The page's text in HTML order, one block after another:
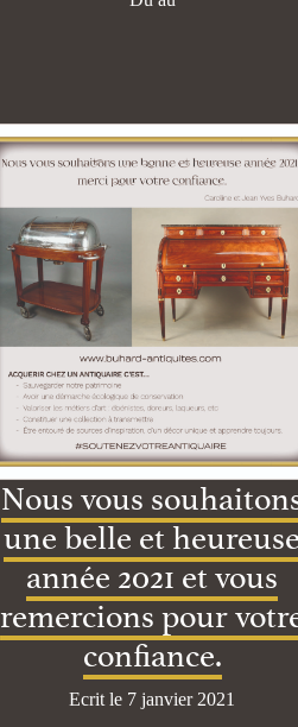
Nous vous
une belle et
année 2021 et vous
remercions pour
confiance.
Ecrit le 7 janvier 2021